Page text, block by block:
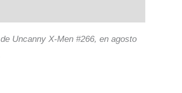
Uncanny X-Men #266, en agosto